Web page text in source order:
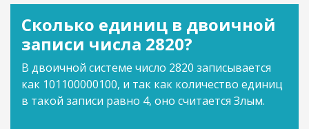
Сколько единиц в двоичной
записи числа 2820?
В двоичной системе число 2820 записывается
как 101100000100, и так как количество единиц
в такой записи равно 4, оно считается Злым.